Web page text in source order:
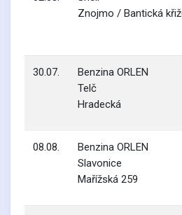
Znojmo / Bantická
30.07.
Benzina ORLEN
Telč
Hradecká
08.08.
Benzina ORLEN
Slavonice
Mařížská 259